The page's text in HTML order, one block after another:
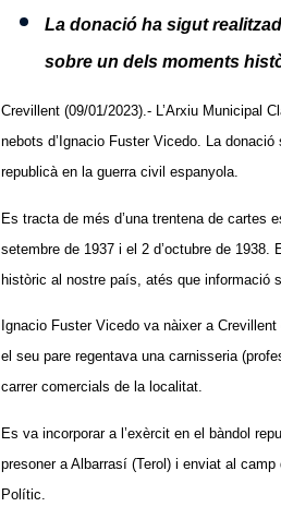
La donació ha sigut
sobre un dels moments
Crevillent (09/01/2023).- L’Arxiu Municipal
nebots d’Ignacio Fuster Vicedo. La
republicà en la guerra civil espanyola.
Es tracta de més d’una trentena de cartes
setembre de 1937 i el 2 d’octubre de
històric al nostre país, atés que informació
Ignacio Fuster Vicedo va nàixer a
el seu pare regentava una carnisseria
carrer comercials de la localitat.
Es va incorporar a l’exèrcit en el bàndol
presoner a Albarrasí (Terol) i enviat al
Polític.